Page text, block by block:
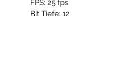
FPS: 25 fps
Bit Tiefe: 12